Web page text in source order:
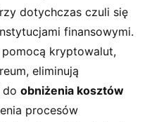
dotychczas czuli się
finansowymi.
kryptowalut,
eliminują
do obniżenia kosztów⁣
⁢procesów